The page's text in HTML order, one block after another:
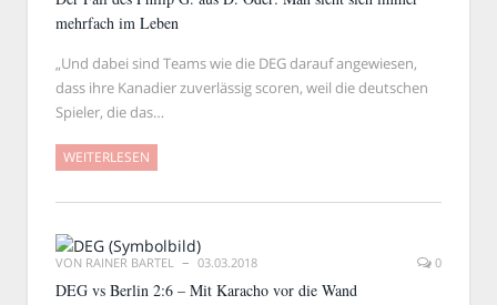
mehrfach im Leben
„Und dabei sind Teams wie die DEG darauf angewiesen,
dass ihre Kanadier zuverlässig scoren, weil die deutschen
Spieler, die das…
WEITERLESEN
VON RAINER BARTEL 03.03.2018 0
DEG vs Berlin 2:6 – Mit Karacho vor die Wand